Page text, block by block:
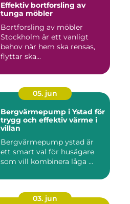
Effektiv bortforsling av
tunga möbler
Bortforsling av möbler
Stockholm är ett vanligt
behov när hem ska rensas,
flyttar ska...
05. jun
Bergvärmepump i Ystad för
trygg och effektiv värme i
villan
Bergvärmepump ystad är
ett smart val för husägare
som vill kombinera låga ...
03. jun